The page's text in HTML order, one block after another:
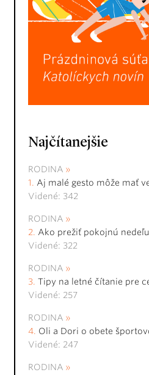
Najčítanejšie
RODINA
Aj malé gesto môže mať
Videné: 342
RODINA
Ako prežiť pokojnú
Videné: 322
RODINA
Tipy na letné čítanie pre
Videné: 257
RODINA
Oli a Dori o obete
Videné: 247
RODINA